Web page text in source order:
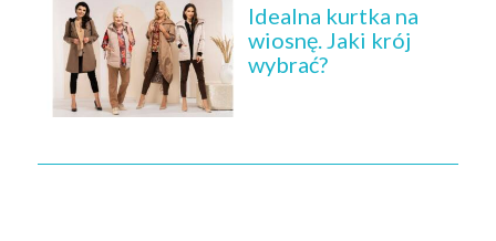
Idealna kurtka na
wiosnę. Jaki krój
wybrać?